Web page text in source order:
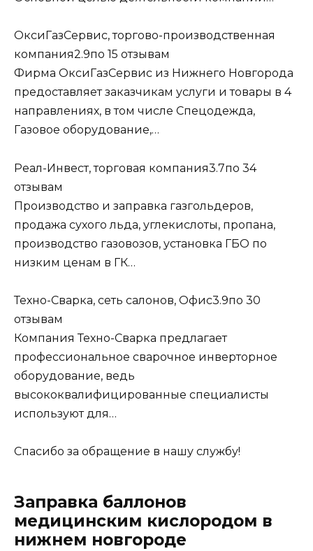
ОксиГазСервис, торгово-производственная
компания2.9по 15 отзывам
Фирма ОксиГазСервис из Нижнего Новгорода
предоставляет заказчикам услуги и товары в 4
направлениях, в том числе Спецодежда,
Газовое оборудование,…
Реал-Инвест, торговая компания3.7по 34
отзывам
Производство и заправка газгольдеров,
продажа сухого льда, углекислоты, пропана,
производство газовозов, установка ГБО по
низким ценам в ГК…
Техно-Сварка, сеть салонов, Офис3.9по 30
отзывам
Компания Техно-Сварка предлагает
профессиональное сварочное инверторное
оборудование, ведь
высококвалифицированные специалисты
используют для…
Спасибо за обращение в нашу службу!
Заправка баллонов
медицинским кислородом в
нижнем новгороде